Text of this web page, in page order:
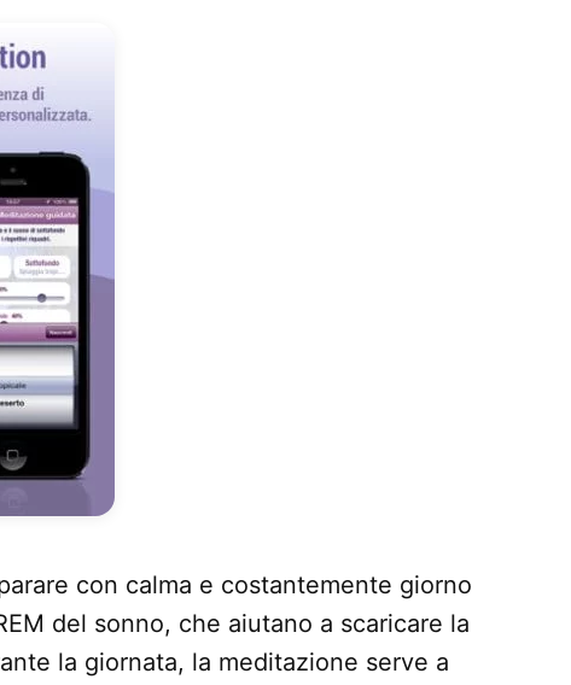
con calma e costantemente giorno
del sonno, che aiutano a scaricare la
la giornata, la meditazione serve a